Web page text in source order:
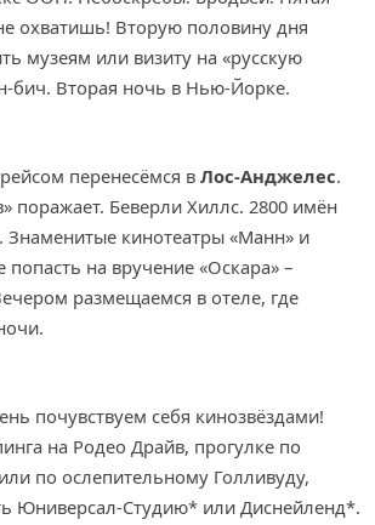
охватишь! Вторую половину дня
музеям или визиту на «русскую
бич. Вторая ночь в Нью-Йорке.
перенесёмся в Лос-Анджелес.
поражает. Беверли Хиллс. 2800 имён
Знаменитые кинотеатры «Манн» и
попасть на вручение «Оскара» –
размещаемся в отеле, где
почувствуем себя кинозвёздами!
на Родео Драйв, прогулке по
по ослепительному Голливуду,
Юниверсал-Студию* или Диснейленд*.